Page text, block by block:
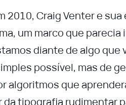
2010, Craig Venter e
um marco que
diante de algo que
possível, mas de
algoritmos que
tipografia rudimentar